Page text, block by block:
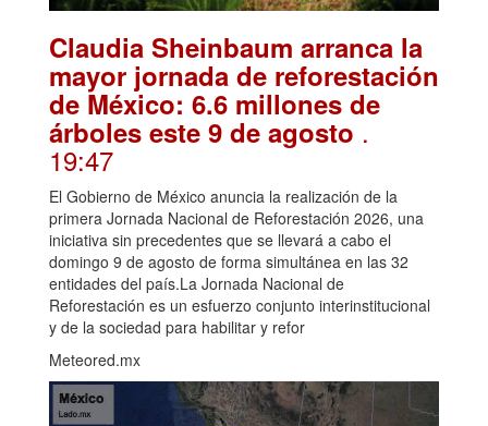
Claudia Sheinbaum arranca la
mayor jornada de reforestación
de México: 6.6 millones de
árboles este 9 de agosto .
19:47
El Gobierno de México anuncia la realización de la
primera Jornada Nacional de Reforestación 2026, una
iniciativa sin precedentes que se llevará a cabo el
domingo 9 de agosto de forma simultánea en las 32
entidades del país.La Jornada Nacional de
Reforestación es un esfuerzo conjunto interinstitucional
y de la sociedad para habilitar y refor
Meteored.mx